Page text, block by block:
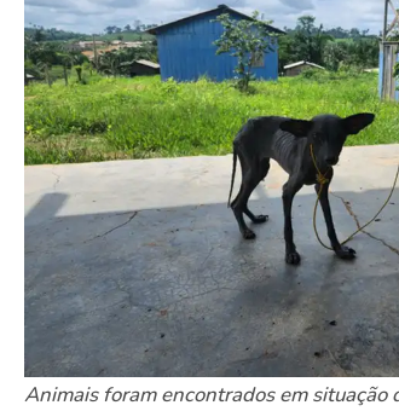
Animais foram encontrados em situação